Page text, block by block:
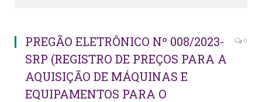
PREGÃO ELETRÔNICO Nº 008/2023-
SRP (REGISTRO DE PREÇOS PARA A
AQUISIÇÃO DE MÁQUINAS E
EQUIPAMENTOS PARA O
0